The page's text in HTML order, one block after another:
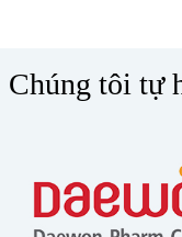
Chúng tôi tự